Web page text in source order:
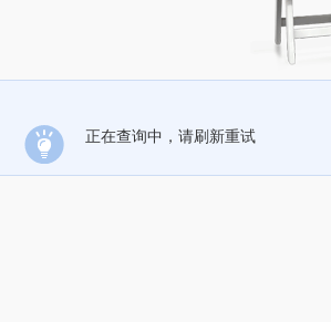
正在查询中，请刷新重试